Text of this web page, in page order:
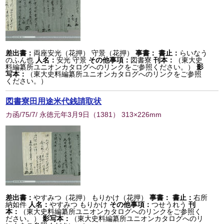
差出書： 両座安光（花押） 守景（花押） 事書： 書止： らいなう
のふん也 人名：安光 守景 その他事項： 図書寮 刊本：
（東大史
料編纂所ユニオンカタログへのリンクをご参照ください。）
影
写本：
（東大史料編纂所ユニオンカタログへのリンクをご参照
ください。）
図書寮田用途米代銭請取状
カ函/75/7/ 永徳元年3月9日 （1381 ） 313×226mm
差出書：やすみつ（花押） もりかけ（花押） 事書： 書止：右所
納如件 人名：やすみつ もりかけ その他事項：つせうれう 刊
本：
（東大史料編纂所ユニオンカタログへのリンクをご参照く
ださい。）
影写本：
（東大史料編纂所ユニオンカタログへのリ